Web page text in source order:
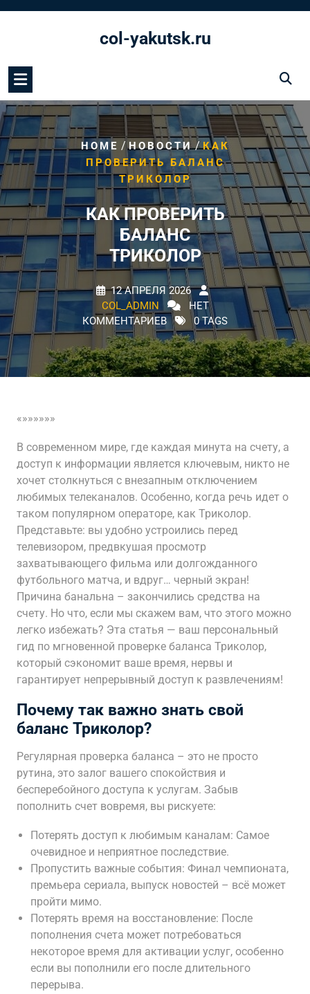
col-yakutsk.ru
HOME /НОВОСТИ/КАК
ПРОВЕРИТЬ БАЛАНС
ТРИКОЛОР
КАК ПРОВЕРИТЬ
БАЛАНС
ТРИКОЛОР
12 АПРЕЛЯ 2026
COL_ADMIN
НЕТ
КОММЕНТАРИЕВ
0 TAGS
«»»»»»»
В современном мире, где каждая минута на счету, а
доступ к информации является ключевым, никто не
хочет столкнуться с внезапным отключением
любимых телеканалов. Особенно, когда речь идет о
таком популярном операторе, как Триколор.
Представьте: вы удобно устроились перед
телевизором, предвкушая просмотр
захватывающего фильма или долгожданного
футбольного матча, и вдруг… черный экран!
Причина банальна – закончились средства на
счету. Но что, если мы скажем вам, что этого можно
легко избежать? Эта статья — ваш персональный
гид по мгновенной проверке баланса Триколор,
который сэкономит ваше время, нервы и
гарантирует непрерывный доступ к развлечениям!
Почему так важно знать свой
баланс Триколор?
Регулярная проверка баланса – это не просто
рутина, это залог вашего спокойствия и
бесперебойного доступа к услугам. Забыв
пополнить счет вовремя, вы рискуете:
Потерять доступ к любимым каналам: Самое
очевидное и неприятное последствие.
Пропустить важные события: Финал чемпионата,
премьера сериала, выпуск новостей – всё может
пройти мимо.
Потерять время на восстановление: После
пополнения счета может потребоваться
некоторое время для активации услуг, особенно
если вы пополнили его после длительного
перерыва.